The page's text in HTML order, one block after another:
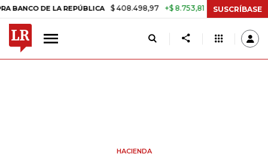
DE LA REPÚBLICA $ 408.498,97 +$ 8.753,81 +2,19% TASA DE
SUSCRÍBASE
HACIENDA